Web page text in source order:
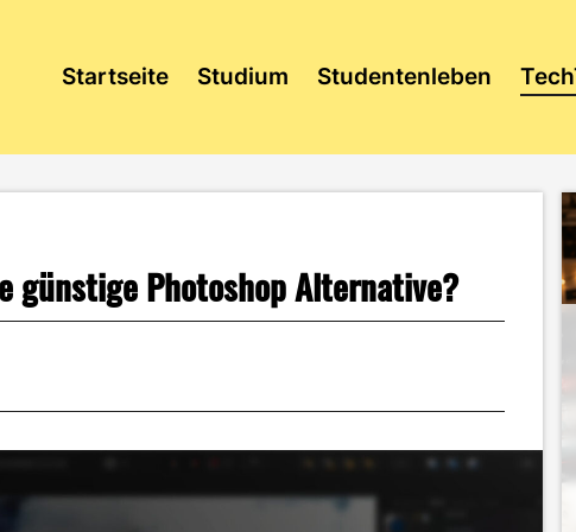
Startseite Studium Studentenleben
günstige Photoshop Alternative?